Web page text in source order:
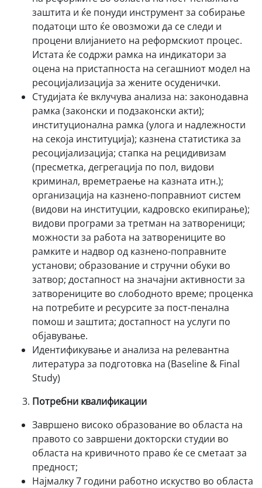
заштита и ќе понуди инструмент за собирање
податоци што ќе овозможи да се следи и
процени влијанието на реформскиот процес.
Истата ќе содржи рамка на индикатори за
оцена на пристапноста на сегашниот модел на
ресоцијализација за жените осуденички.
Студијата ќе вклучува анализа на: законодавна
рамка (законски и подзаконски акти);
институционална рамка (улога и надлежности
на секоја институција); казнена статистика за
ресоцијализација; стапка на рецидивизам
(пресметка, дегрегација по пол, видови
криминал, времетраење на казната итн.);
организација на казнено-поправниот систем
(видови на институции, кадровско екипирање);
видови програми за третман на затвореници;
можности за работа на затворениците во
рамките и надвор од казнено-поправните
установи; образование и стручни обуки во
затвор; достапност на значајни активности за
затворениците во слободното време; проценка
на потребите и ресурсите за пост-пенална
помош и заштита; достапност на услуги по
објавување.
Идентификување и анализа на релевантна
литература за подготовка на (Baseline & Final
Study)
Потребни квалификации
Завршено високо образование во областа на
правото со завршени докторски студии во
областа на кривичното право ќе се сметаат за
предност;
Најмалку 7 години работно искуство во областа